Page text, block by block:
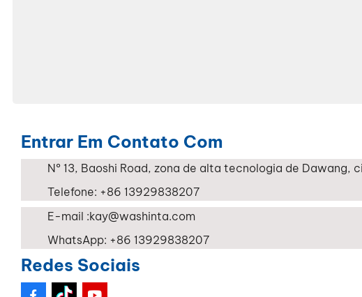
Entrar Em Contato Com
Nº 13, Baoshi Road, zona de alta tecnologia de Dawang,
Telefone: +86 13929838207
E-mail :kay@washinta.com
WhatsApp: +86 13929838207
Redes Sociais